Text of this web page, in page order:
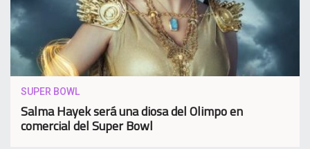
SUPER BOWL
Salma Hayek será una diosa del Olimpo en
comercial del Super Bowl